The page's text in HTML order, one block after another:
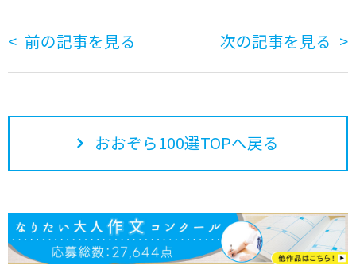
前の記事を見る 次の記事を見る
おおぞら100選TOPへ戻る